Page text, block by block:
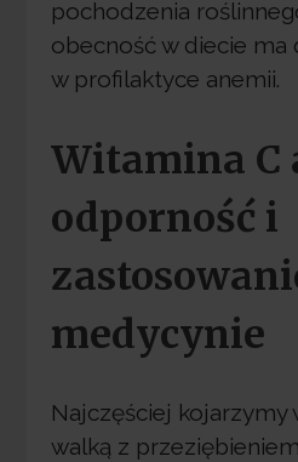
pochodzenia
obecność w diecie ma
w profilaktyce anemii.
Witamina C
odporność i
medycynie
Najczęściej kojarzymy
walką z